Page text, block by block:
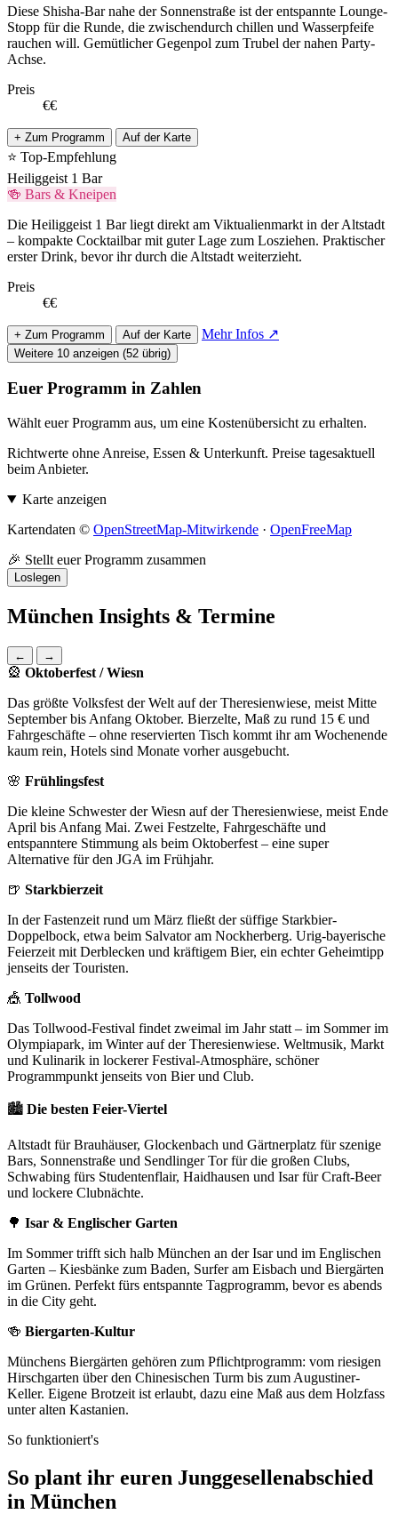
Diese Shisha-Bar nahe der Sonnenstraße ist der entspannte Lounge-
Stopp für die Runde, die zwischendurch chillen und Wasserpfeife
rauchen will. Gemütlicher Gegenpol zum Trubel der nahen Party-
Achse.
Preis
€€
+ Zum Programm Auf der Karte
⭐ Top-Empfehlung
Heiliggeist 1 Bar
🍻 Bars & Kneipen
Die Heiliggeist 1 Bar liegt direkt am Viktualienmarkt in der Altstadt
– kompakte Cocktailbar mit guter Lage zum Losziehen. Praktischer
erster Drink, bevor ihr durch die Altstadt weiterzieht.
Preis
€€
+ Zum Programm Auf der Karte Mehr Infos ↗
Weitere 10 anzeigen (52 übrig)
Euer Programm in Zahlen
Wählt euer Programm aus, um eine Kostenübersicht zu erhalten.
Richtwerte ohne Anreise, Essen & Unterkunft. Preise tagesaktuell
beim Anbieter.
Karte anzeigen
Kartendaten © OpenStreetMap-Mitwirkende · OpenFreeMap
🎉 Stellt euer Programm zusammen
Loslegen
München Insights & Termine
← →
🎡 Oktoberfest / Wiesn
Das größte Volksfest der Welt auf der Theresienwiese, meist Mitte
September bis Anfang Oktober. Bierzelte, Maß zu rund 15 € und
Fahrgeschäfte – ohne reservierten Tisch kommt ihr am Wochenende
kaum rein, Hotels sind Monate vorher ausgebucht.
🌸 Frühlingsfest
Die kleine Schwester der Wiesn auf der Theresienwiese, meist Ende
April bis Anfang Mai. Zwei Festzelte, Fahrgeschäfte und
entspanntere Stimmung als beim Oktoberfest – eine super
Alternative für den JGA im Frühjahr.
🍺 Starkbierzeit
In der Fastenzeit rund um März fließt der süffige Starkbier-
Doppelbock, etwa beim Salvator am Nockherberg. Urig-bayerische
Feierzeit mit Derblecken und kräftigem Bier, ein echter Geheimtipp
jenseits der Touristen.
🎪 Tollwood
Das Tollwood-Festival findet zweimal im Jahr statt – im Sommer im
Olympiapark, im Winter auf der Theresienwiese. Weltmusik, Markt
und Kulinarik in lockerer Festival-Atmosphäre, schöner
Programmpunkt jenseits von Bier und Club.
🏙️ Die besten Feier-Viertel
Altstadt für Brauhäuser, Glockenbach und Gärtnerplatz für szenige
Bars, Sonnenstraße und Sendlinger Tor für die großen Clubs,
Schwabing fürs Studentenflair, Haidhausen und Isar für Craft-Beer
und lockere Clubnächte.
🌳 Isar & Englischer Garten
Im Sommer trifft sich halb München an der Isar und im Englischen
Garten – Kiesbänke zum Baden, Surfer am Eisbach und Biergärten
im Grünen. Perfekt fürs entspannte Tagprogramm, bevor es abends
in die City geht.
🍻 Biergarten-Kultur
Münchens Biergärten gehören zum Pflichtprogramm: vom riesigen
Hirschgarten über den Chinesischen Turm bis zum Augustiner-
Keller. Eigene Brotzeit ist erlaubt, dazu eine Maß aus dem Holzfass
unter alten Kastanien.
So funktioniert's
So plant ihr euren Junggesellenabschied
in München